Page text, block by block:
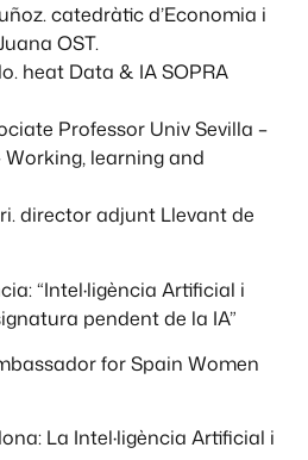
catedràtic d’Economia i
OST.
heat Data & IA SOPRA
Professor Univ Sevilla –
learning and
director adjunt Llevant de
“Intel·ligència Artificial i
pendent de la IA”
for Spain Women
La Intel·ligència Artificial i